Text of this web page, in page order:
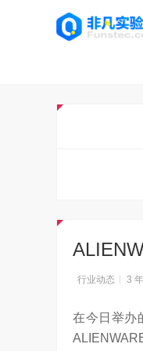
行业动态 3
在今日举办